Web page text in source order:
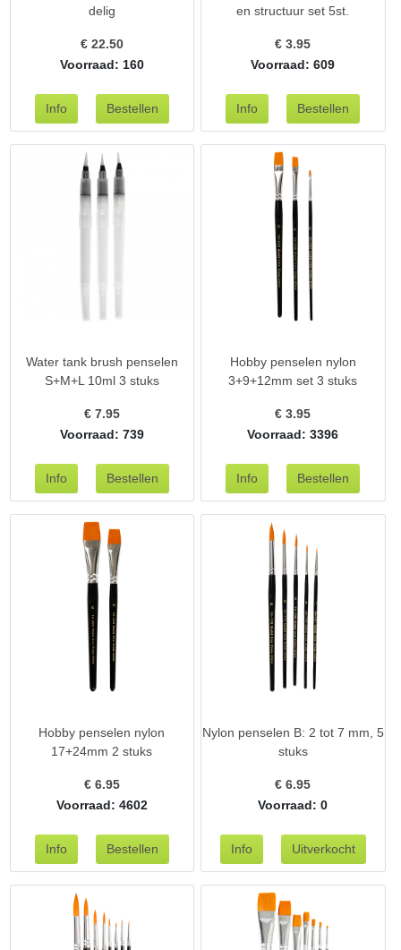
delig
€ 22.50
Voorraad: 160
en structuur set 5st.
€3.95
Voorraad: 609
Water tank brush penselen
S+M+L 10ml 3 stuks
€ 7.95
Voorraad: 739
Hobby penselen nylon
3+9+12mm set 3 stuks
€3.95
Voorraad: 3396
Hobby penselen nylon
17+24mm 2 stuks
€ 6.95
Voorraad: 4602
Nylon penselen B: 2 tot 7 mm, 5
stuks
€6.95
Voorraad: 0